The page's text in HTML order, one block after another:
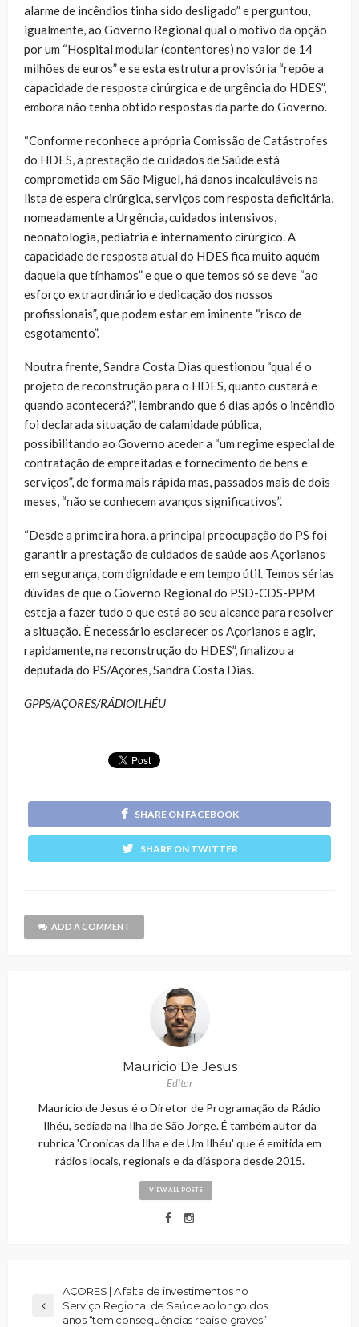
alarme de incêndios tinha sido desligado” e perguntou,
igualmente, ao Governo Regional qual o motivo da opção
por um “Hospital modular (contentores) no valor de 14
milhões de euros” e se esta estrutura provisória “repõe a
capacidade de resposta cirúrgica e de urgência do HDES”,
embora não tenha obtido respostas da parte do Governo.
“Conforme reconhece a própria Comissão de Catástrofes
do HDES, a prestação de cuidados de Saúde está
comprometida em São Miguel, há danos incalculáveis na
lista de espera cirúrgica, serviços com resposta deficitária,
nomeadamente a Urgência, cuidados intensivos,
neonatologia, pediatria e internamento cirúrgico. A
capacidade de resposta atual do HDES fica muito aquém
daquela que tínhamos” e que o que temos só se deve “ao
esforço extraordinário e dedicação dos nossos
profissionais”, que podem estar em iminente “risco de
esgotamento”.
Noutra frente, Sandra Costa Dias questionou “qual é o
projeto de reconstrução para o HDES, quanto custará e
quando acontecerá?”, lembrando que 6 dias após o incêndio
foi declarada situação de calamidade pública,
possibilitando ao Governo aceder a “um regime especial de
contratação de empreitadas e fornecimento de bens e
serviços”, de forma mais rápida mas, passados mais de dois
meses, “não se conhecem avanços significativos”.
“Desde a primeira hora, a principal preocupação do PS foi
garantir a prestação de cuidados de saúde aos Açorianos
em segurança, com dignidade e em tempo útil. Temos sérias
dúvidas de que o Governo Regional do PSD-CDS-PPM
esteja a fazer tudo o que está ao seu alcance para resolver
a situação. É necessário esclarecer os Açorianos e agir,
rapidamente, na reconstrução do HDES”, finalizou a
deputada do PS/Açores, Sandra Costa Dias.
GPPS/AÇORES/RÁDIOILHÉU
SHARE ON FACEBOOK
SHARE ON TWITTER
ADD A COMMENT
Mauricio De Jesus
Editor
Maurício de Jesus é o Diretor de Programação da Rádio
Ilhéu, sediada na Ilha de São Jorge. É também autor da
rubrica 'Cronicas da Ilha e de Um Ilhéu' que é emitida em
rádios locais, regionais e da diáspora desde 2015.
VIEW ALL POSTS
AÇORES | A falta de investimentos no
Serviço Regional de Saúde ao longo dos
anos “tem consequências reais e graves”